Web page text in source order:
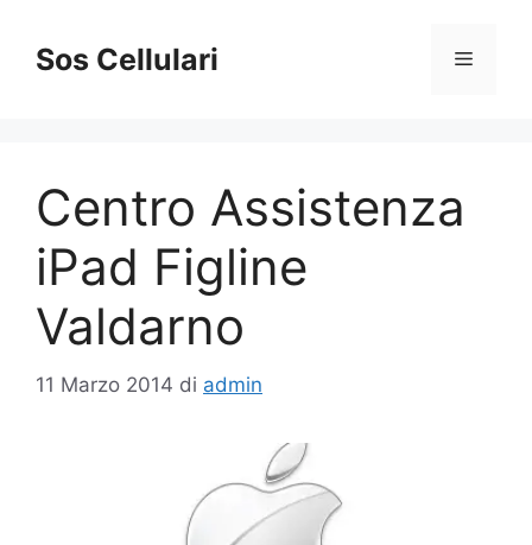
contenuto
Sos Cellulari Menu
Centro Assistenza
iPad Figline
Valdarno
11 Marzo 2014 di admin